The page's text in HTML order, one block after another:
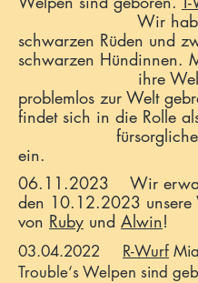
Wir haben
schwarzen Rüden und
schwarzen Hündinnen.
ihre
problemlos zur Welt
findet sich in die
fürsorgliche
ein.
06.11.2023 Wir
den 10.12.2023
von Ruby und Alwin!
03.04.2022 R-Wurf
Trouble‘s Welpen sind